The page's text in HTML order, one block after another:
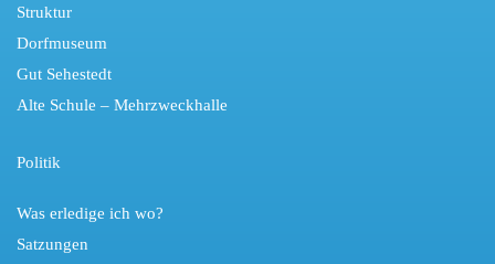
Struktur
Dorfmuseum
Gut Sehestedt
Alte Schule – Mehrzweckhalle
Politik
Was erledige ich wo?
Satzungen